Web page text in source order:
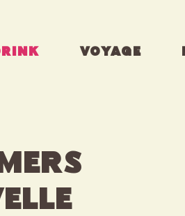
VOYAGE